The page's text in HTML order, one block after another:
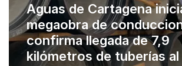
Aguas de Cartagena
megaobra de
confirma llegada de 7,9
kilómetros de tuberías